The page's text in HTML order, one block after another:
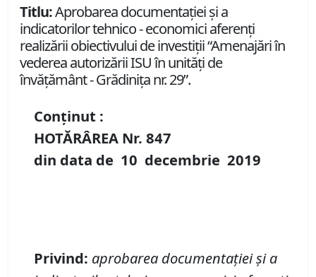
Titlu:Aprobarea documentației și a
indicatorilor tehnico - economici aferenți
realizării obiectivului de investiții “Amenajări în
vederea autorizării ISU în unități de
învățământ - Grădinița nr. 29”.
Conținut :
HOTĂRÂREA Nr. 847
din data de 10 decembrie 2019
Privind: aprobarea documentației și a